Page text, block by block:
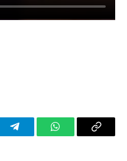
TelegramWhatsAppCopy